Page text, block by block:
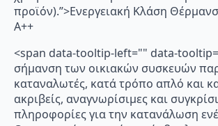
προϊόν).”>Ενεργειακή Κλάση
A++
<span data-tooltip-left="" data-
σήμανση των οικιακών συσκευών
καταναλωτές, κατά τρόπο απλό και
ακριβείς, αναγνωρίσιμες και
πληροφορίες για την κατανάλωση